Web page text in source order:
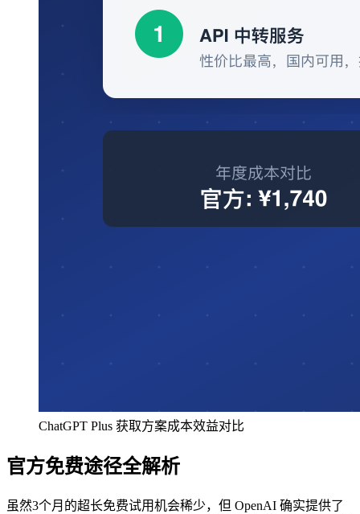
ChatGPT Plus 获取方案成本效益对比
官方免费途径全解析
虽然3个月的超长免费试用机会稀少，但 OpenAI 确实提供了